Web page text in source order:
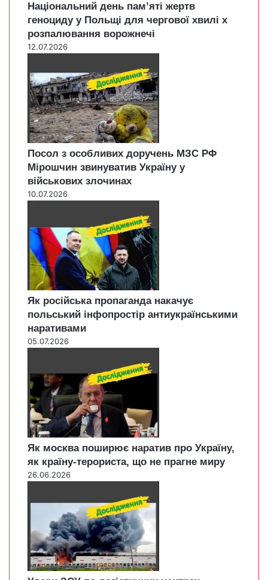
Національний день пам’яті жертв
геноциду у Польщі для чергової хвилі х
розпалювання ворожнечі
12.07.2026
Посол з особливих доручень МЗС РФ
Мірошчин звинуватив Україну у
військових злочинах
10.07.2026
Як російська пропаганда накачує
польський інфопростір антиукраїнськими
наративами
05.07.2026
Як москва поширює наратив про Україну,
як країну-терориста, що не прагне миру
26.06.2026